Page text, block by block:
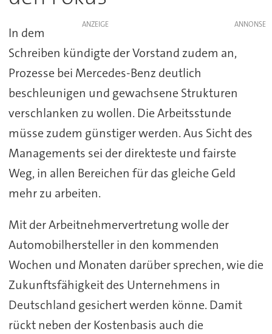
ANZEIGE
In dem
Schreiben kündigte der Vorstand zudem an,
Prozesse bei Mercedes-Benz deutlich
beschleunigen und gewachsene Strukturen
verschlanken zu wollen. Die Arbeitsstunde
müsse zudem günstiger werden. Aus Sicht des
Managements sei der direkteste und fairste
Weg, in allen Bereichen für das gleiche Geld
mehr zu arbeiten.
Mit der Arbeitnehmervertretung wolle der
Automobilhersteller in den kommenden
Wochen und Monaten darüber sprechen, wie die
Zukunftsfähigkeit des Unternehmens in
Deutschland gesichert werden könne. Damit
rückt neben der Kostenbasis auch die